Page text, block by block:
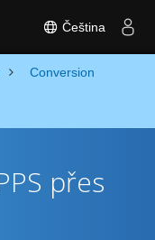
Čeština
Conversion
přes